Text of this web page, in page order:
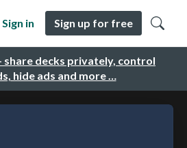
share decks privately, control
hide ads and more …
Sign in Sign up for free